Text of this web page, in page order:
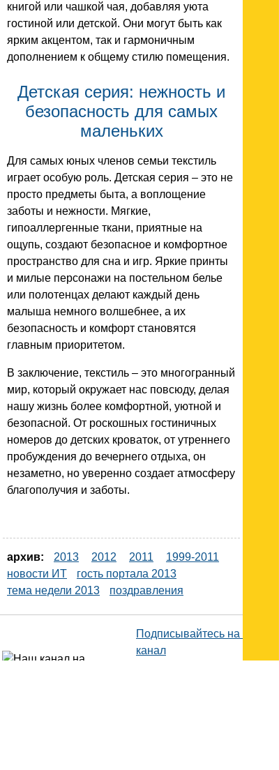
книгой или чашкой чая, добавляя уюта
гостиной или детской. Они могут быть как
ярким акцентом, так и гармоничным
дополнением к общему стилю помещения.
Детская серия: нежность и
безопасность для самых
маленьких
Для самых юных членов семьи текстиль
играет особую роль. Детская серия – это не
просто предметы быта, а воплощение
заботы и нежности. Мягкие,
гипоаллергенные ткани, приятные на
ощупь, создают безопасное и комфортное
пространство для сна и игр. Яркие принты
и милые персонажи на постельном белье
или полотенцах делают каждый день
малыша немного волшебнее, а их
безопасность и комфорт становятся
главным приоритетом.
В заключение, текстиль – это многогранный
мир, который окружает нас повсюду, делая
нашу жизнь более комфортной, уютной и
безопасной. От роскошных гостиничных
номеров до детских кроваток, от утреннего
пробуждения до вечернего отдыха, он
незаметно, но уверенно создает атмосферу
благополучия и заботы.
архив: 2013 2012 2011
1999-2011
новости ИТ
гость портала 2013
тема недели 2013
поздравления
Подписывайтесь на наш
канал